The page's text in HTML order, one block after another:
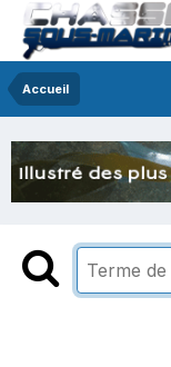
Accueil